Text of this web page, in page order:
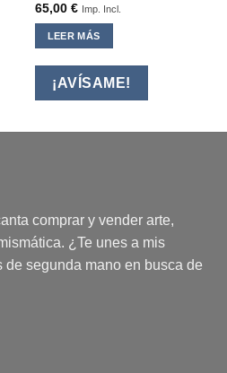
65,00 € Imp. Incl.
LEER MÁS
¡AVÍSAME!
comprar y vender arte,
¿Te unes a mis
segunda mano en busca de